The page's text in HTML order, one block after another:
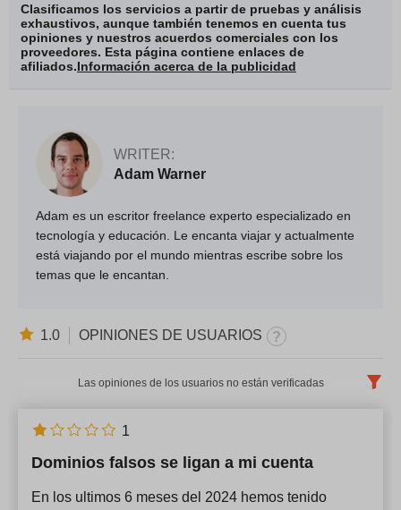
Clasificamos los servicios a partir de pruebas y análisis
exhaustivos, aunque también tenemos en cuenta tus
opiniones y nuestros acuerdos comerciales con los
proveedores. Esta página contiene enlaces de
afiliados.Información acerca de la publicidad
WRITER:
Adam Warner
Adam es un escritor freelance experto especializado en
tecnología y educación. Le encanta viajar y actualmente
está viajando por el mundo mientras escribe sobre los
temas que le encantan.
1.0 OPINIONES DE USUARIOS
Las opiniones de los usuarios no están verificadas
Dominios falsos se ligan a mi cuenta
En los ultimos 6 meses del 2024 hemos tenido
1